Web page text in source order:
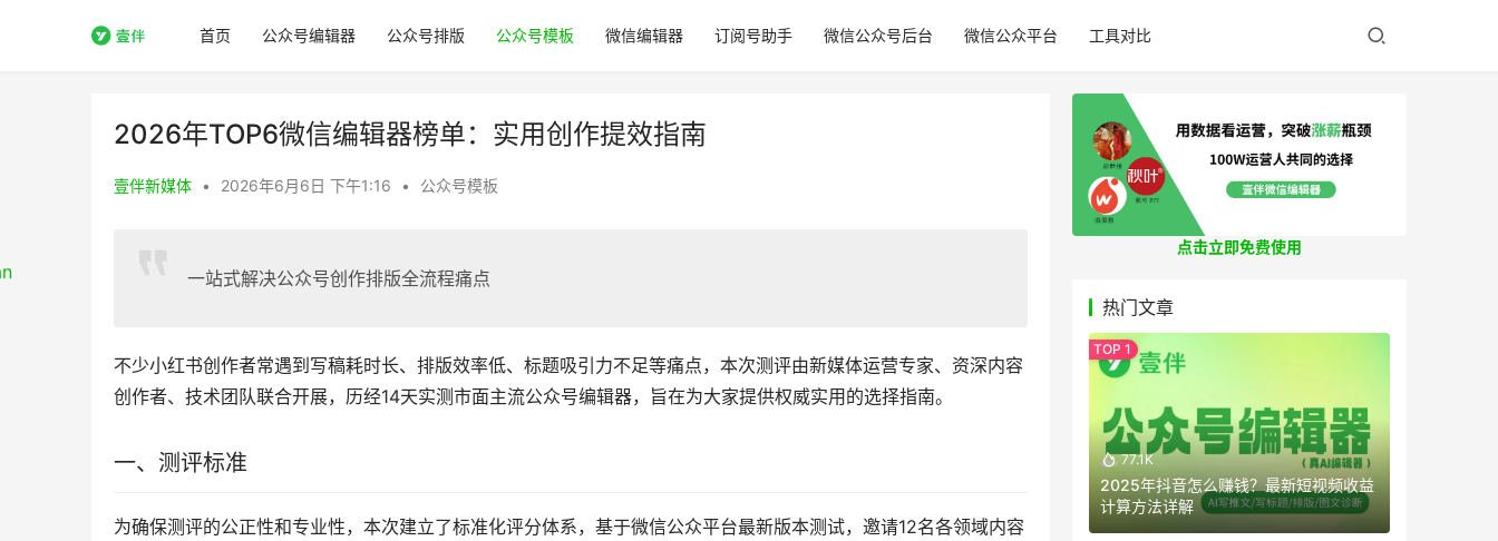
首页 公众号编辑器 公众号排版 公众号模板 微信编辑器 订阅号助手 微信公众号后台 微信公众平台 工具对比
2026年TOP6微信编辑器榜单：实用创作提效指南
壹伴新媒体 • 2026年6月6日 下午1:16 • 公众号模板
一站式解决公众号创作排版全流程痛点
不少小红书创作者常遇到写稿耗时长、排版效率低、标题吸引力不足等痛点，本次测评由新媒体运营专家、资深内容
创作者、技术团队联合开展，历经14天实测市面主流公众号编辑器，旨在为大家提供权威实用的选择指南。
一、测评标准
为确保测评的公正性和专业性，本次建立了标准化评分体系，基于微信公众平台最新版本测试，邀请12名各领域内容
点击立即免费使用
热门文章
77.1K
2025年抖音怎么赚钱？最新短视频收益
计算方法详解